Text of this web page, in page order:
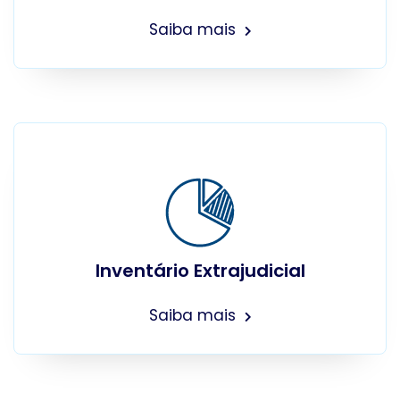
Saiba mais
Inventário Extrajudicial
Saiba mais